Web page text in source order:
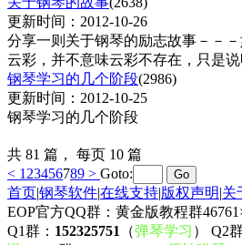
更新时间：2012-10-26
分享一则关于钢琴的励志故事－－
云彩，并不意味云彩不存在，只是说
钢琴学习的几个阶段(2986)
更新时间：2012-10-25
钢琴学习的几个阶段
共 81 篇， 每页 10 篇
< 1 23456789 > Goto:
首页|钢琴软件|在线支持|版权声明|关
EOP官方QQ群：黄金版教程群
Q1群： 152325751 （弹琴学习 ） Q2